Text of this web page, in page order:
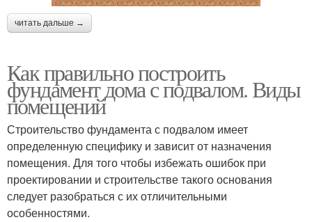
читать дальше →
Как правильно построить
фундамент дома с подвалом. Виды
помещений
Строительство фундамента с подвалом имеет
определенную специфику и зависит от назначения
помещения. Для того чтобы избежать ошибок при
проектировании и строительстве такого основания
следует разобраться с их отличительными
особенностями.